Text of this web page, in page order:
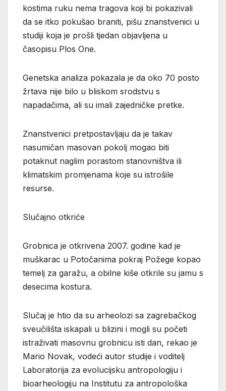
kostima ruku nema tragova koji bi pokazivali
da se itko pokušao braniti, pišu znanstvenici u
studiji koja je prošli tjedan objavljena u
časopisu Plos One.
Genetska analiza pokazala je da oko 70 posto
žrtava nije bilo u bliskom srodstvu s
napadačima, ali su imali zajedničke pretke.
Znanstvenici pretpostavljaju da je takav
nasumičan masovan pokolj mogao biti
potaknut naglim porastom stanovništva ili
klimatskim promjenama koje su istrošile
resurse.
Slučajno otkriće
Grobnica je otkrivena 2007. godine kad je
muškarac u Potočanima pokraj Požege kopao
temelj za garažu, a obilne kiše otkrile su jamu s
desecima kostura.
Slučaj je htio da su arheolozi sa zagrebačkog
sveučilišta iskapali u blizini i mogli su početi
istraživati masovnu grobnicu isti dan, rekao je
Mario Novak, vodeći autor studije i voditelj
Laboratorija za evolucijsku antropologiju i
bioarheologiju na Institutu za antropološka